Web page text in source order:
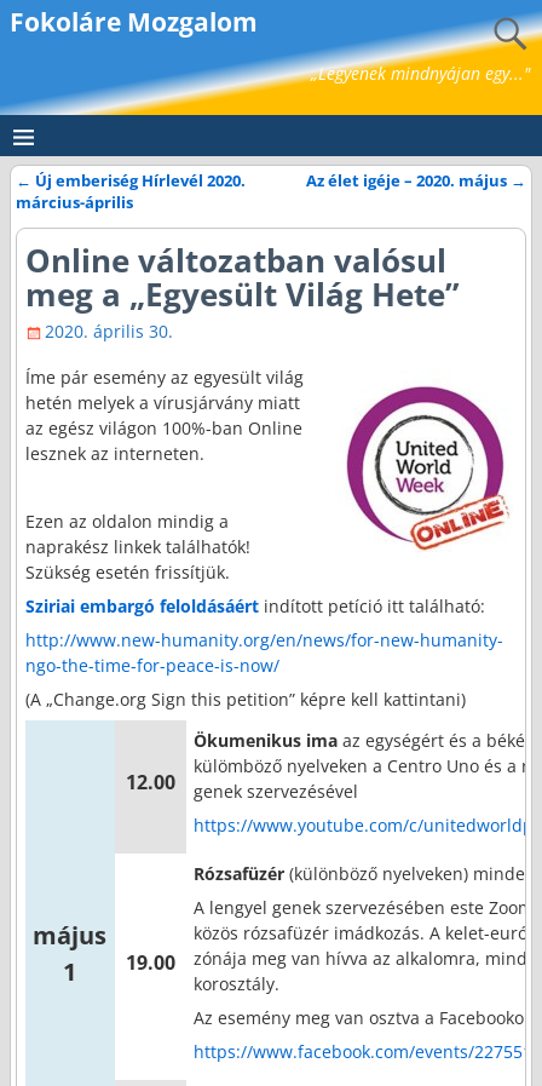
Fokoláre Mozgalom
„Legyenek mindnyájan egy..."
Bejegyzés navigáció
← Új emberiség Hírlevél 2020.
március-április
Az élet igéje – 2020. május →
Online változatban valósul
meg a „Egyesült Világ Hete”
2020. április 30.
Íme pár esemény az egyesült világ
hetén melyek a vírusjárvány miatt
az egész világon 100%-ban Online
lesznek az interneten.
Ezen az oldalon mindig a
naprakész linkek találhatók!
Szükség esetén frissítjük.
Sziriai embargó feloldásáértindított petíció itt található:
http://www.new-humanity.org/en/news/for-new-humanity-
ngo-the-time-for-peace-is-now/
(A „Change.org Sign this petition” képre kell kattintani)
május
1
12.00
Ökumenikus imaaz egységért és a
külömböző nyelveken a Centro Uno és a
genek szervezésével
https://www.youtube.com/c/
19.00
Rózsafüzér(különböző nyelveken)
A lengyel genek szervezésében este
közös rózsafüzér imádkozás. A kelet-
zónája meg van hívva az alkalomra,
korosztály.
Az esemény meg van osztva a
https://www.facebook.com/events/